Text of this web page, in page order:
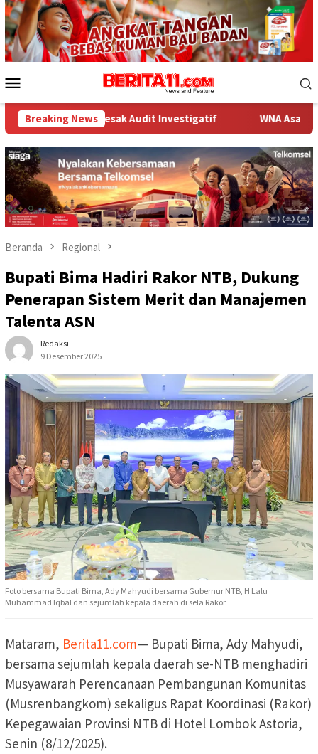
Loncat
ke
konten
Mobile
Breaking News
Desak Audit Investigatif WNA Asal Arab Saudi
Beranda Regional
Bupati Bima Hadiri Rakor NTB, Dukung
Penerapan Sistem Merit dan Manajemen
Talenta ASN
Redaksi
9 Desember 2025
Foto bersama Bupati Bima, Ady Mahyudi bersama Gubernur NTB, H Lalu
Muhammad Iqbal dan sejumlah kepala daerah di sela Rakor.
Mataram, Berita11.com— Bupati Bima, Ady Mahyudi,
bersama sejumlah kepala daerah se-NTB menghadiri
Musyawarah Perencanaan Pembangunan Komunitas
(Musrenbangkom) sekaligus Rapat Koordinasi (Rakor)
Kepegawaian Provinsi NTB di Hotel Lombok Astoria,
Senin (8/12/2025).